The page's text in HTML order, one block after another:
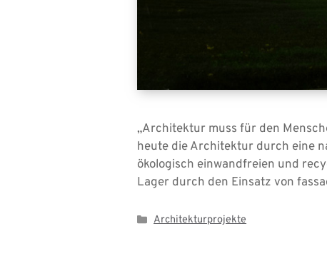
„Architektur muss für den
heute die Architektur durch eine
ökologisch einwandfreien und
Lager durch den Einsatz von
Kategorien
Architekturprojekte